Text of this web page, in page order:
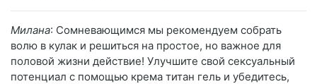
Милана: Сомневающимся мы рекомендуем собрать
волю в кулак и решиться на простое, но важное для
половой жизни действие! Улучшите свой сексуальный
потенциал с помощью крема титан гель и убедитесь,